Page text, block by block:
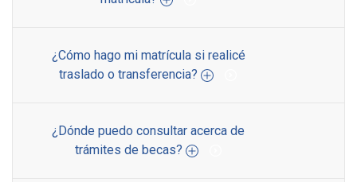
¿Cómo hago mi matrícula si realicé
traslado o transferencia?
¿Dónde puedo consultar acerca de
trámites de becas?